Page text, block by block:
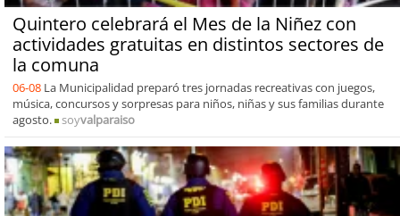
Quintero celebrará el Mes de la Niñez con
actividades gratuitas en distintos sectores de
la comuna
06-08 La Municipalidad preparó tres jornadas recreativas con juegos,
música, concursos y sorpresas para niños, niñas y sus familias durante
agosto.
soyvalparaiso